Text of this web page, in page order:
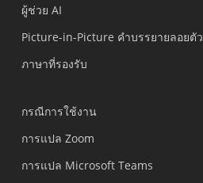
ผู้ช่วย AI
Picture-in-Picture คำบรรยายลอยตัว
ภาษาที่รองรับ
กรณีการใช้งาน
การแปล Zoom
การแปล Microsoft Teams